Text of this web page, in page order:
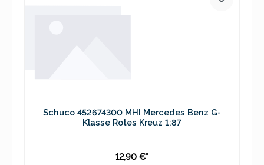
Schuco 452674300 MHI Mercedes Benz G-
Klasse Rotes Kreuz 1:87
12,90 €*